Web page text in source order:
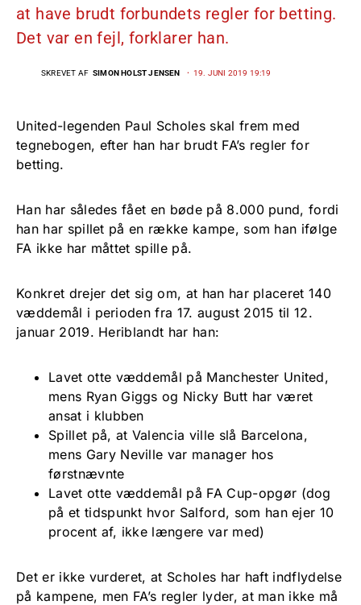
at have brudt forbundets regler for betting.
Det var en fejl, forklarer han.
SKREVET AF SIMON HOLST JENSEN 19. JUNI 2019 19:19
United-legenden Paul Scholes skal frem med
tegnebogen, efter han har brudt FA’s regler for
betting.
Han har således fået en bøde på 8.000 pund, fordi
han har spillet på en række kampe, som han ifølge
FA ikke har måttet spille på.
Konkret drejer det sig om, at han har placeret 140
væddemål i perioden fra 17. august 2015 til 12.
januar 2019. Heriblandt har han:
Lavet otte væddemål på Manchester United,
mens Ryan Giggs og Nicky Butt har været
ansat i klubben
Spillet på, at Valencia ville slå Barcelona,
mens Gary Neville var manager hos
førstnævnte
Lavet otte væddemål på FA Cup-opgør (dog
på et tidspunkt hvor Salford, som han ejer 10
procent af, ikke længere var med)
Det er ikke vurderet, at Scholes har haft indflydelse
på kampene, men FA’s regler lyder, at man ikke må